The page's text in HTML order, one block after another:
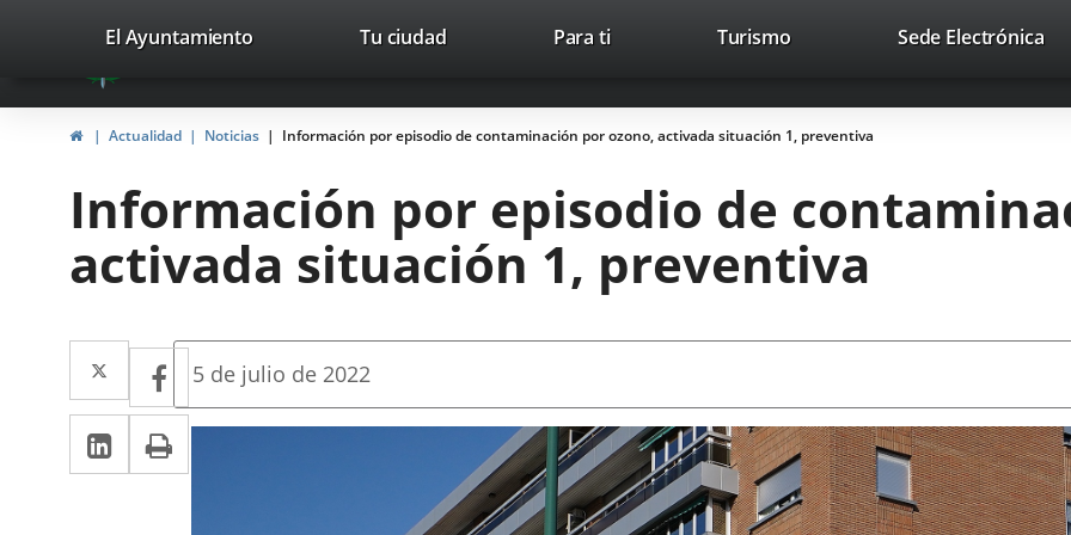
Portal
Web
del
Valladolid
avaTop Trabaja con nosotros Contacto
valladolid.es
El Ayuntamiento Tu ciudad Para ti TurismoThis
open
in
up
window.
Sede ElectrónicaLink
HomeActualidad Noticias Información por episodio de contaminación por ozono, activada situación 1, preventiva
Información por episodio de
activada situación 1, preventiva
Twitter
Enlace
a
una
aplicación
Facebook
Enlace
a
una
Linkedin
Enlace
a
Print
Fecha
la
5 de julio de 2022